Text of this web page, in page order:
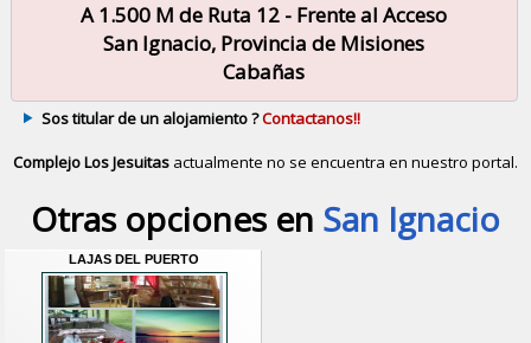
A 1.500 M de Ruta 12 - Frente al Acceso
San Ignacio, Provincia de Misiones
Cabañas
Sos titular de un alojamiento ?Contactanos!!
Complejo Los Jesuitasactualmente no se encuentra en nuestro portal.
Otras opciones en San Ignacio
LAJAS DEL PUERTO